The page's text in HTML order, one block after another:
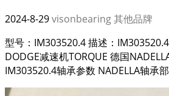
2024-8-29visonbearing其他品牌
型号：IM303520.4 描述：
DODGE减速机TORQUE 德国
IM303520.4轴承参数 NADELLA轴承